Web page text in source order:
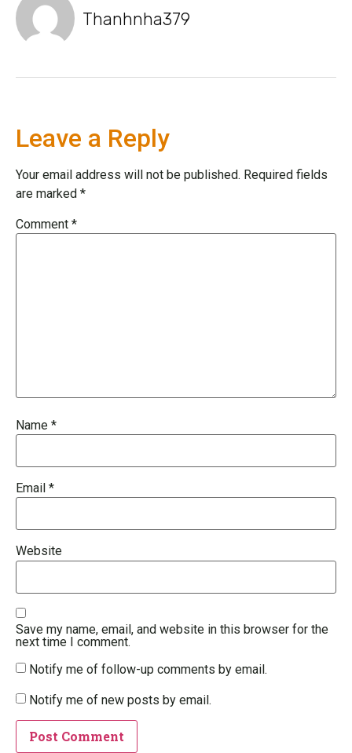
Thanhnha379
Leave a Reply
Your email address will not be published. Required fields
are marked *
Comment *
Name *
Email *
Website
Save my name, email, and website in this browser for the
next time I comment.
Notify me of follow-up comments by email.
Notify me of new posts by email.